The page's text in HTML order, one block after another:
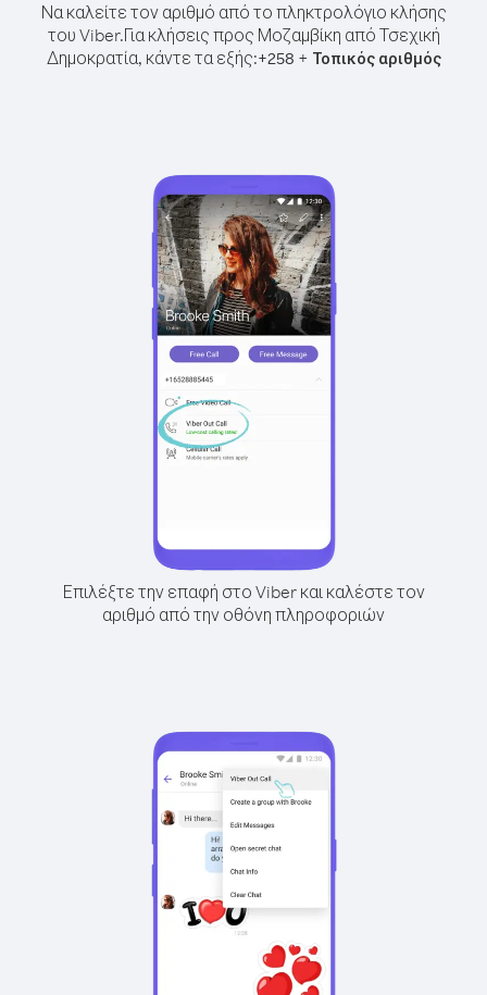
Να καλείτε τον αριθμό από το πληκτρολόγιο κλήσης
του Viber.Για κλήσεις προς Μοζαμβίκη από Τσεχική
Δημοκρατία, κάντε τα εξής:+258 + Τοπικός αριθμός
Επιλέξτε την επαφή στο Viber και καλέστε τον
αριθμό από την οθόνη πληροφοριών